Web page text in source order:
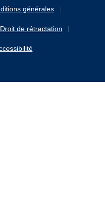
générales
Droit de rétractation